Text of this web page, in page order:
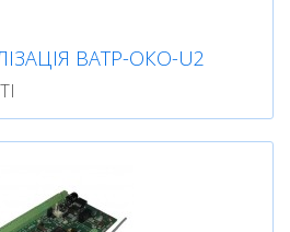
BATP-ОКО-U2